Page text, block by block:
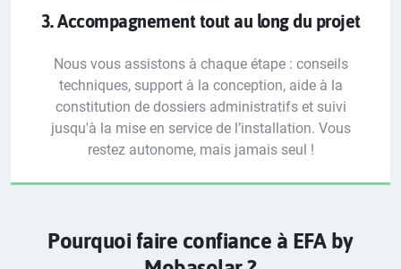
3. Accompagnement tout au long du projet
Nous vous assistons à chaque étape : conseils
techniques, support à la conception, aide à la
constitution de dossiers administratifs et suivi
jusqu'à la mise en service de l’installation. Vous
restez autonome, mais jamais seul !
Pourquoi faire confiance à EFA by